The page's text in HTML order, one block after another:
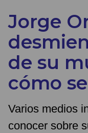
Jorge
de su
cómo
Varios medios
conocer sobre